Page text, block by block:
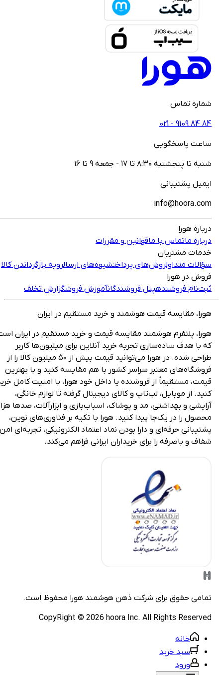
تماس
021 - ‎9109‎ ‎84‎
پاسخگویی
تا پنجشنبه ۸:۳۰ تا ۱۷ - جمعه ۹ تا ۱۶
پشتیبانی
هورا
ماتماس با ماقوانین و مقررات
مشتریان
متداولروش‌های پرداختشیوه‌های ارسالرویه بازگرداندن کالا
در هورا
فروشندهپنل فروشندگانآموزش فروشگزارش تخلف
مقایسه قیمت هوشمند و خرید مستقیم در ایران
پلتفرم هوشمند مقایسه قیمت و خرید مستقیم در ایران است
با هدف ساده‌سازی تجربه خرید آنلاین برای میلیون‌ها کاربر
طراحی شده. در هورا می‌توانید قیمت بیش از ۵۰ میلیون کالا را از
معتبر سراسر کشور با هم مقایسه کنید و با بهترین
مستقیماً از فروشنده یا داخل خود هورا، با امنیت کامل خرید
از موبایل، لپ‌تاپ و کالای دیجیتال گرفته تا لوازم خانگی،
و بهداشتی، مد و پوشاک، اسباب‌بازی و ابزارآلات، صدها هزار
را در یک‌جا پیدا کنید. هورا با تکیه بر فناوری‌های نوین،
حرفه‌ای و دارا بودن نماد اعتماد الکترونیکی، تجربه‌ای امن،
و باصرفه را برای خریداران ایرانی فراهم می‌کند.
حقوق برای شرکتذهن هوشمند هورامحفوظ است.
CopyRight ©2026hoora Inc. All Rights
خانه
سبد خرید
ورود